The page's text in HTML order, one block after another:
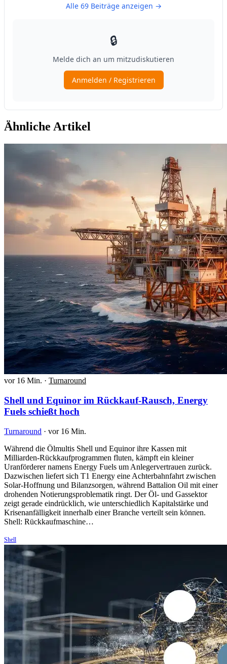
Ähnliche Artikel
vor 16 Min. · Turnaround
Shell und Equinor im Rückkauf-Rausch, Energy
Fuels schießt hoch
Turnaround · vor 16 Min.
Während die Ölmultis Shell und Equinor ihre Kassen mit
Milliarden-Rückkaufprogrammen fluten, kämpft ein kleiner
Uranförderer namens Energy Fuels um Anlegervertrauen zurück.
Dazwischen liefert sich T1 Energy eine Achterbahnfahrt zwischen
Solar-Hoffnung und Bilanzsorgen, während Battalion Oil mit einer
drohenden Notierungsproblematik ringt. Der Öl- und Gassektor
zeigt gerade eindrücklich, wie unterschiedlich Kapitalstärke und
Krisenanfälligkeit innerhalb einer Branche verteilt sein können.
Shell: Rückkaufmaschine…
Shell